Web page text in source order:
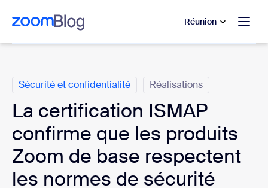
contenu principal
au chat d’aide
Réunion
Sécurité et confidentialité Réalisations
La certification ISMAP
confirme que les produits
Zoom de base respectent
les normes de sécurité